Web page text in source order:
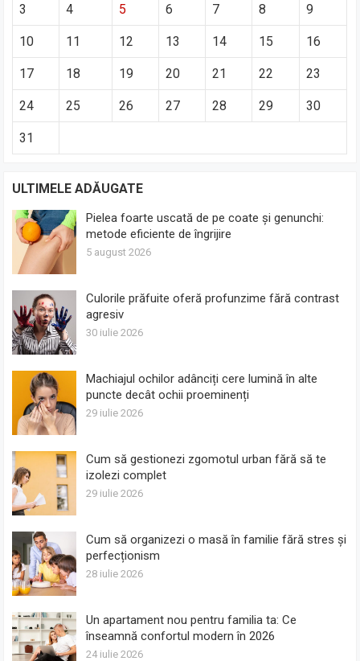
3 4 5 6 7 8 9
10 11 12 13 14 15 16
17 18 19 20 21 22 23
24 25 26 27 28 29 30
31
ULTIMELE ADĂUGATE
Pielea foarte uscată de pe coate și genunchi:
metode eficiente de îngrijire
5 august 2026
Culorile prăfuite oferă profunzime fără contrast
agresiv
30 iulie 2026
Machiajul ochilor adânciți cere lumină în alte
puncte decât ochii proeminenți
29 iulie 2026
Cum să gestionezi zgomotul urban fără să te
izolezi complet
29 iulie 2026
Cum să organizezi o masă în familie fără stres și
perfecționism
28 iulie 2026
Un apartament nou pentru familia ta: Ce
înseamnă confortul modern în 2026
24 iulie 2026